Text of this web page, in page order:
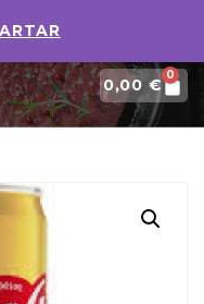
DIARIOS
0,00 €
0